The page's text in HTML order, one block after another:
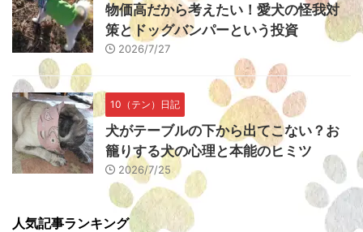
物価高だから考えたい！愛犬の怪我対
策とドッグバンパーという投資
2026/7/27
10（テン）日記
犬がテーブルの下から出てこない？お
籠りする犬の心理と本能のヒミツ
2026/7/25
人気記事ランキング